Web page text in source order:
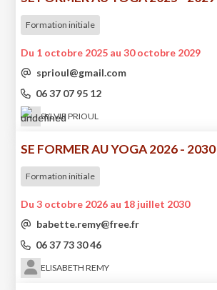
Formation initiale
Du 1 octobre 2025 au 30 octobre 2029
sprioul@gmail.com
06 37 07 95 12
SYLVIE PRIOUL
SE FORMER AU YOGA 2026 - 2030
Formation initiale
Du 3 octobre 2026 au 18 juillet 2030
babette.remy@free.fr
06 37 73 30 46
ELISABETH REMY